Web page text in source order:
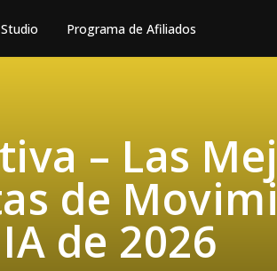
Programa de Afiliados
– Las
de
de 2026